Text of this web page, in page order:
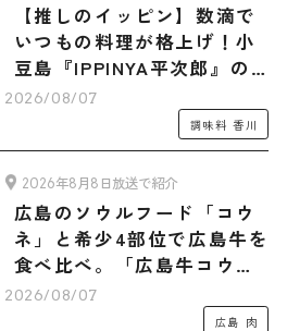
【推しのイッピン】数滴で
いつもの料理が格上げ！小
豆島『IPPINYA平次郎』の
万能だし「しじみの恵み」
2026/08/07
調味料 香川
2026年8月8日放送で紹介
広島のソウルフード「コウ
ネ」と希少4部位で広島牛を
食べ比べ。「広島牛コウネ
（500g）・和牛ショコラ-
Hiroshima Beef-セット」
2026/08/07
広島 肉